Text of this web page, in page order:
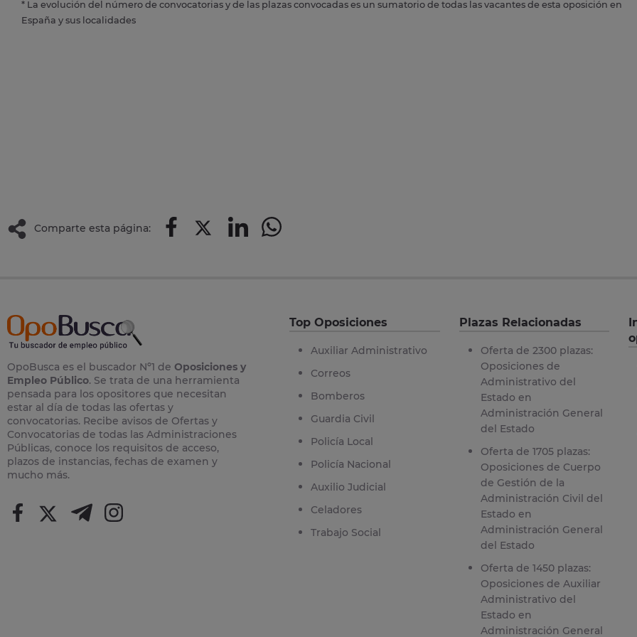
* La evolución del número de convocatorias y de las plazas convocadas es un sumatorio de todas las vacantes de esta oposición en
España y sus localidades
Comparte esta página:
OpoBusca es el buscador Nº1 de Oposiciones y
Empleo Público. Se trata de una herramienta
pensada para los opositores que necesitan
estar al día de todas las ofertas y
convocatorias. Recibe avisos de Ofertas y
Convocatorias de todas las Administraciones
Públicas, conoce los requisitos de acceso,
plazos de instancias, fechas de examen y
mucho más.
Top Oposiciones
Auxiliar Administrativo
Correos
Bomberos
Guardia Civil
Policía Local
Policía Nacional
Auxilio Judicial
Celadores
Trabajo Social
Plazas Relacionadas
Oferta de 2300 plazas:
Oposiciones de
Administrativo del
Estado en
Administración General
del Estado
Oferta de 1705 plazas:
Oposiciones de Cuerpo
de Gestión de la
Administración Civil del
Estado en
Administración General
del Estado
Oferta de 1450 plazas:
Oposiciones de Auxiliar
Administrativo del
Estado en
Administración General